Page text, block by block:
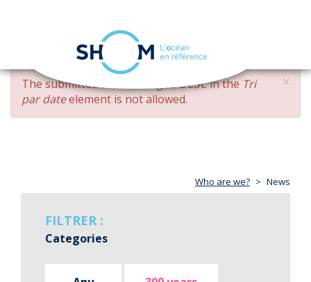
Skip
main
content
navigation
×
ERROR
MESSAGE
The submitted value changed DESCin the Tri
par dateelement is not allowed.
Who are we? News
FILTRER :
Categories